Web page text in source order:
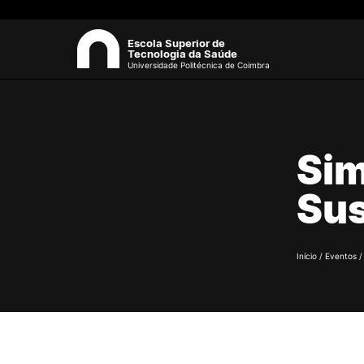
Apresentação
Estrutura Orgânica
Gabinetes Técnicos e
Investigação e Projetos
Escola Superior de
Tecnologia da Saúde
Universidade Politécnica de Coimbra
Início / Eventos /